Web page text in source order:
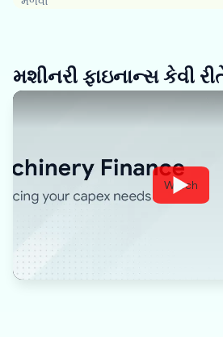
મશીનરી ફાઇનાન્સ કેવી
Watch